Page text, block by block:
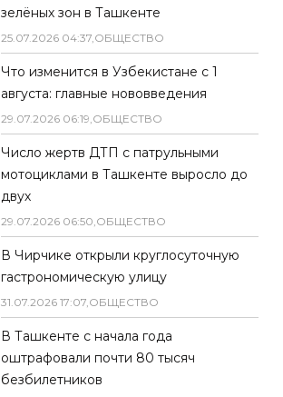
зелёных зон в Ташкенте
25.07.2026 04:37,ОБЩЕСТВО
Что изменится в Узбекистане с 1
августа: главные нововведения
29.07.2026 06:19,ОБЩЕСТВО
Число жертв ДТП с патрульными
мотоциклами в Ташкенте выросло до
двух
29.07.2026 06:50,ОБЩЕСТВО
В Чирчике открыли круглосуточную
гастрономическую улицу
31.07.2026 17:07,ОБЩЕСТВО
В Ташкенте с начала года
оштрафовали почти 80 тысяч
безбилетников